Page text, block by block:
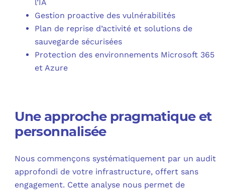
l’IA
Gestion proactive des vulnérabilités
Plan de reprise d’activité et solutions de
sauvegarde sécurisées
Protection des environnements Microsoft 365
et Azure
Une approche pragmatique et
personnalisée
Nous commençons systématiquement par un audit
approfondi de votre infrastructure, offert sans
engagement. Cette analyse nous permet de